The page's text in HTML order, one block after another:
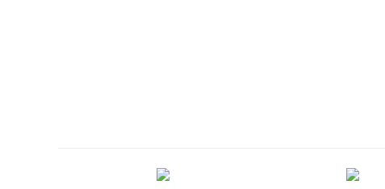
Ürün fiyatı diğer sitelerden daha pahalı.